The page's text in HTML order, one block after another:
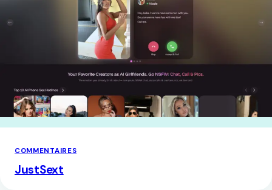
COMMENTAIRES
JustSext